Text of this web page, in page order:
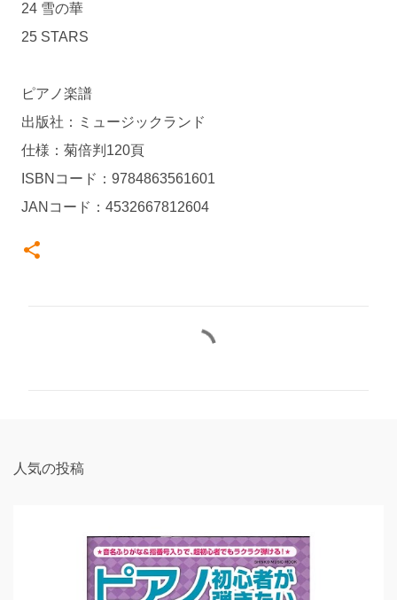
24 雪の華
25 STARS
ピアノ楽譜
出版社：ミュージックランド
仕様：菊倍判120頁
ISBNコード：9784863561601
JANコード：4532667812604
人気の投稿